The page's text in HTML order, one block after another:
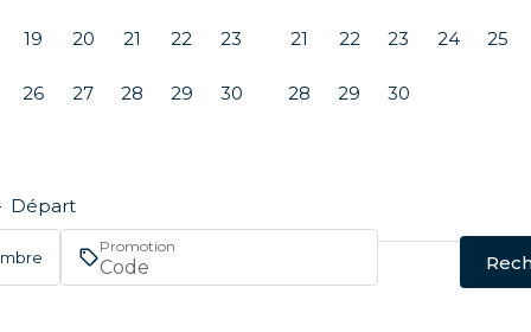
19 20 21 22 23
26 27 28 29 30
21 22 23 24 25
28 29 30
Départ
Promotion